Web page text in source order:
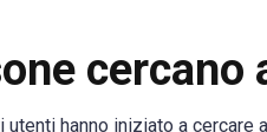
hanno iniziato a